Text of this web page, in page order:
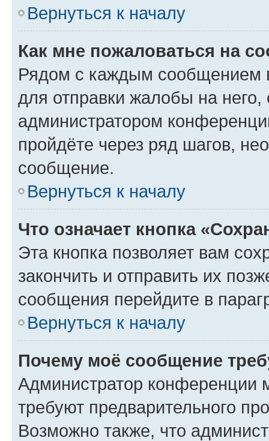
Вернуться к началу
Как мне пожаловаться на
Рядом с каждым сообщением
для отправки жалобы на
администратором
пройдёте через ряд шагов,
сообщение.
Вернуться к началу
Что означает кнопка
Эта кнопка позволяет вам
закончить и отправить их
сообщения перейдите в
Вернуться к началу
Почему моё сообщение
Администратор конференции
требуют предварительного
Возможно также, что